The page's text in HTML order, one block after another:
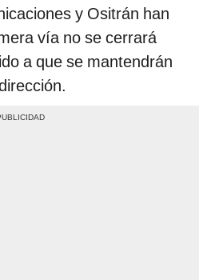
y Ositrán han
vía no se cerrará
a que se mantendrán